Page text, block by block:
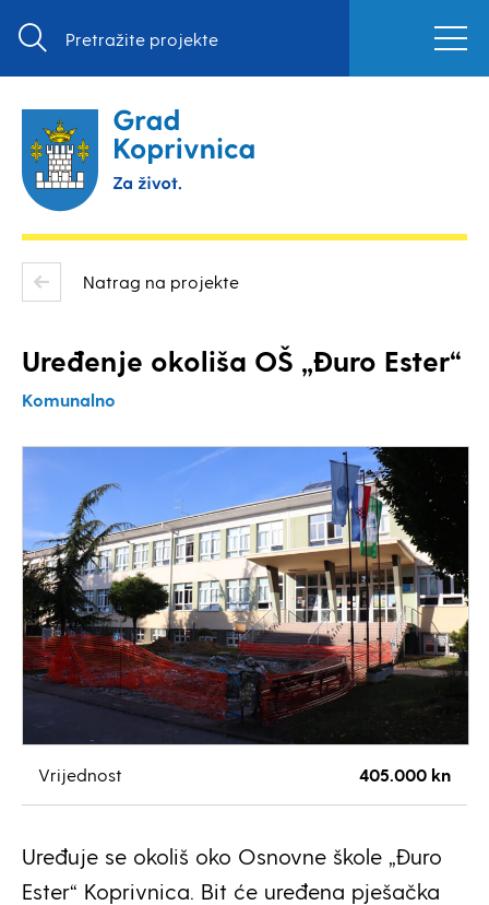
Natrag na projekte
Uređenje okoliša OŠ „Đuro Ester“
Komunalno
Vrijednost 405.000 kn
Uređuje se okoliš oko Osnovne škole „Đuro
Ester“ Koprivnica. Bit će uređena pješačka